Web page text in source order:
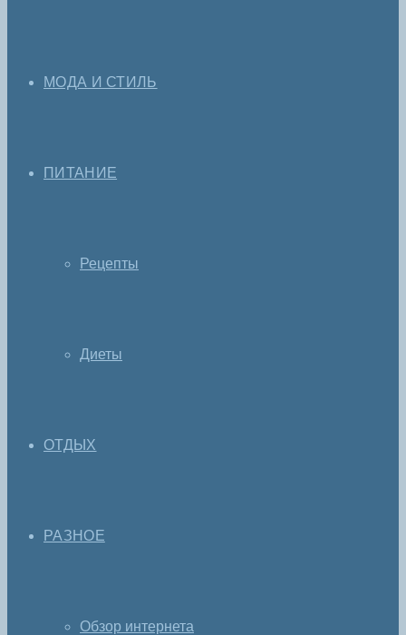
МОДА И СТИЛЬ
ПИТАНИЕ
Рецепты
Диеты
ОТДЫХ
РАЗНОЕ
Обзор интернета